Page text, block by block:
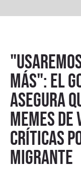
más": el
asegura
memes
críticas
migrante